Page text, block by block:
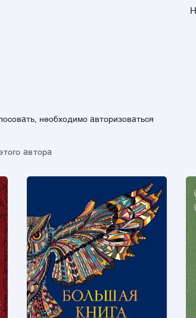
необходимо авторизоваться
автора